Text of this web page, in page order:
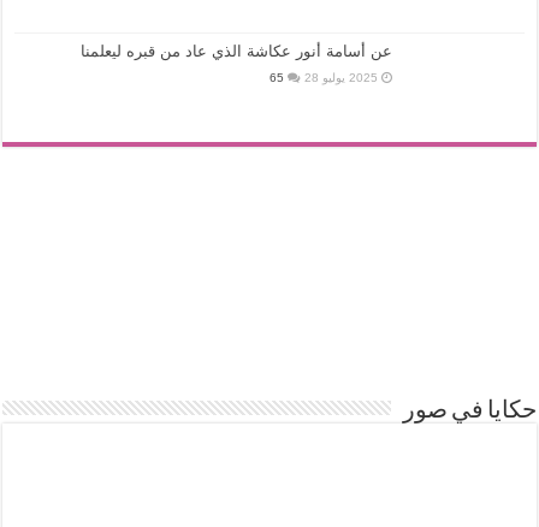
عن أسامة أنور عكاشة الذي عاد من قبره ليعلمنا
2025 يوليو 28 65
حكايا في صور